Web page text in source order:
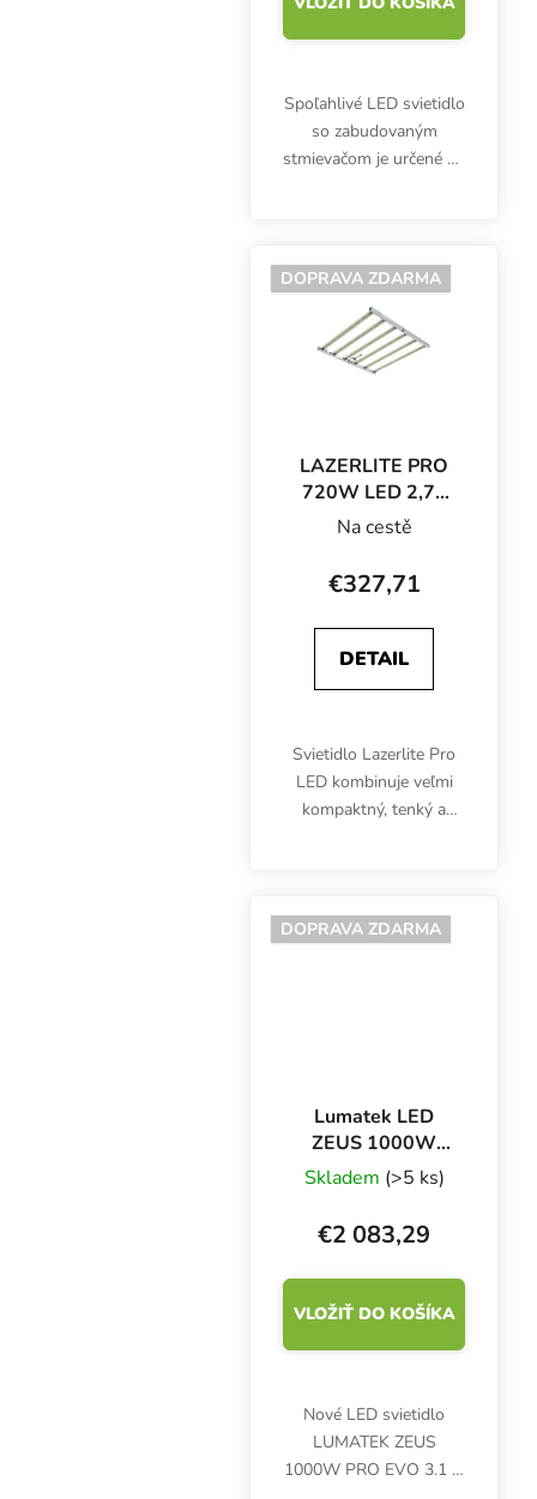
Spoľahlivé LED svietidlo
so zabudovaným
stmievačom je určené na
PRO z nového radu
Grow LED zaujme
nielen moderným
dizajnom...
DOPRAVA ZDARMA
LAZERLITE PRO
720W LED 2,75
µmol/J (s
predradníkom)
Na cestě
€327,71
DETAIL
Svietidlo Lazerlite Pro
LED kombinuje veľmi
kompaktný, tenký a
veľkolepým svetelným
výkonom. Toto
DOPRAVA ZDARMA
Lumatek LED
ZEUS 1000W
PRO EVO 3.1
µmol/J
Skladem (>5 ks)
€2 083,29
VLOŽIŤ DO KOŠÍKA
Nové LED svietidlo
LUMATEK ZEUS
1000W PRO EVO 3.1 je